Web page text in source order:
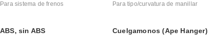
Para sistema de frenos
ABS, sin ABS
Para tipo/curvatura de manillar
Cuelgamonos (Ape Hanger)